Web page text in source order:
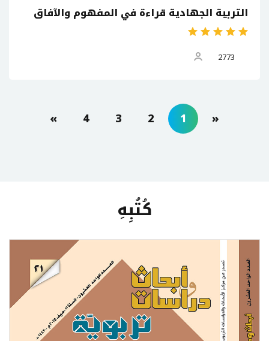
التربية الجهادية قراءة في المفهوم والآفاق
2773
«
1
2
3
4
»
كُتُبِهِ